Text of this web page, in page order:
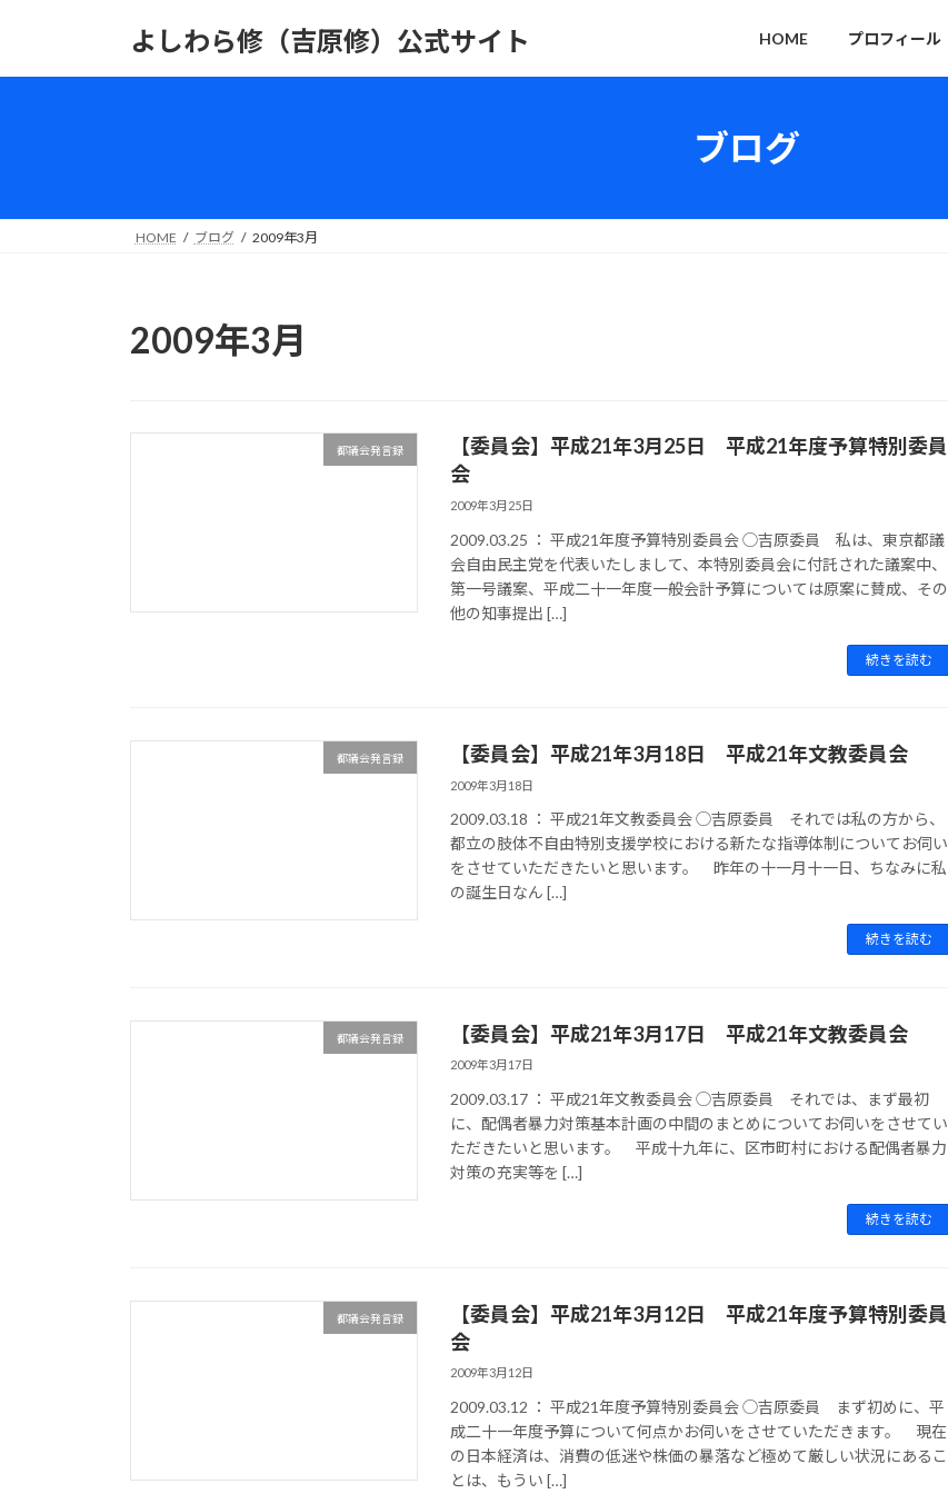
ッ
移
よしわら修（吉原修）公式サイト HOME プロフィール
ブログ
HOME ブログ 2009年3月
2009年3月
都議会発言録
【委員会】平成21年3月25日 平成21年度予算特別委員
会
2009年3月25日
2009.03.25 ： 平成21年度予算特別委員会 ◯吉原委員 私は、東京都議
会自由民主党を代表いたしまして、本特別委員会に付託された議案中、
第一号議案、平成二十一年度一般会計予算については原案に賛成、その
他の知事提出 […]
続きを読む
都議会発言録 【委員会】平成21年3月18日 平成21年文教委員会
2009年3月18日
2009.03.18 ： 平成21年文教委員会 ◯吉原委員 それでは私の方から、
都立の肢体不自由特別支援学校における新たな指導体制についてお伺い
をさせていただきたいと思います。 昨年の十一月十一日、ちなみに私
の誕生日なん […]
続きを読む
都議会発言録 【委員会】平成21年3月17日 平成21年文教委員会
2009年3月17日
2009.03.17 ： 平成21年文教委員会 ◯吉原委員 それでは、まず最初
に、配偶者暴力対策基本計画の中間のまとめについてお伺いをさせてい
ただきたいと思います。 平成十九年に、区市町村における配偶者暴力
対策の充実等を […]
続きを読む
都議会発言録
【委員会】平成21年3月12日 平成21年度予算特別委員
会
2009年3月12日
2009.03.12 ： 平成21年度予算特別委員会 ◯吉原委員 まず初めに、平
成二十一年度予算について何点かお伺いをさせていただきます。 現在
の日本経済は、消費の低迷や株価の暴落など極めて厳しい状況にあるこ
とは、もうい […]